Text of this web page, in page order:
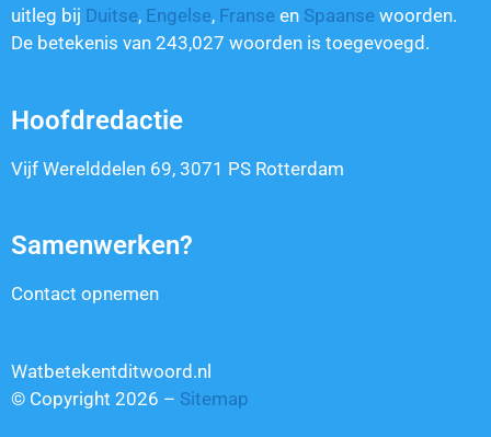
uitleg bij Duitse, Engelse, Franse en Spaanse woorden.
De betekenis van 243,027 woorden is toegevoegd.
Hoofdredactie
Vijf Werelddelen 69, 3071 PS Rotterdam
Samenwerken?
Contact opnemen
Watbetekentditwoord.nl
© Copyright 2026 – Sitemap